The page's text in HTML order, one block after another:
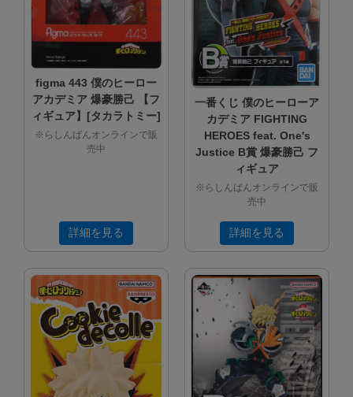
figma 443 僕のヒーロー
アカデミア 爆豪勝己 【フ
ィギュア】[タカラトミー]
※らしんばんオンラインで販
売中
詳細を見る
一番くじ 僕のヒーローア
カデミア FIGHTING
HEROES feat. One's
Justice B賞 爆豪勝己 フ
ィギュア
※らしんばんオンラインで販
売中
詳細を見る